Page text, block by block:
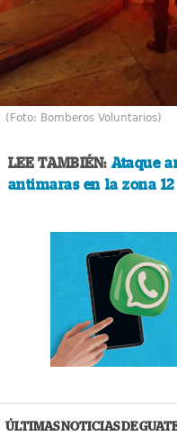
(Foto: Bomberos Voluntarios)
LEE TAMBIÉN: Ataque
antimaras en la zona 12
ÚLTIMAS NOTICIAS DE